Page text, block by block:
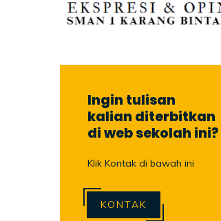
Ingin tulisan
kalian diterbitkan
di web sekolah ini?
Klik Kontak di bawah ini
KONTAK